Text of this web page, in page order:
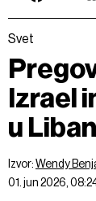
Svet
Izrael
u
Izvor:Wendy
01. jun 2026,